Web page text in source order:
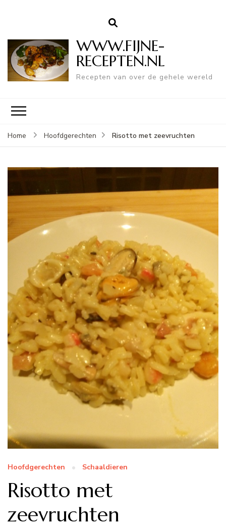
WWW.FIJNE-
RECEPTEN.NL
Recepten van over de gehele wereld
Home Hoofdgerechten Risotto met zeevruchten
Hoofdgerechten Schaaldieren
Risotto met
zeevruchten